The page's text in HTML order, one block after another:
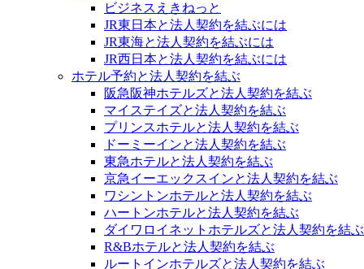
ビジネスえきねっと
JR東日本と法人契約を結ぶには
JR東海と法人契約を結ぶには
JR西日本と法人契約を結ぶには
ホテル予約と法人契約を結ぶ
阪急阪神ホテルズと法人契約を結ぶ
マイステイズと法人契約を結ぶ
プリンスホテルと法人契約を結ぶ
ドーミーインと法人契約を結ぶ
東急ホテルと法人契約を結ぶ
京急イーエックスインと法人契約を結ぶ
ワシントンホテルと法人契約を結ぶ
ハートンホテルと法人契約を結ぶ
ダイワロイネットホテルズと法人契約を結ぶ
R&Bホテルと法人契約を結ぶ
ルートインホテルズと法人契約を結ぶ